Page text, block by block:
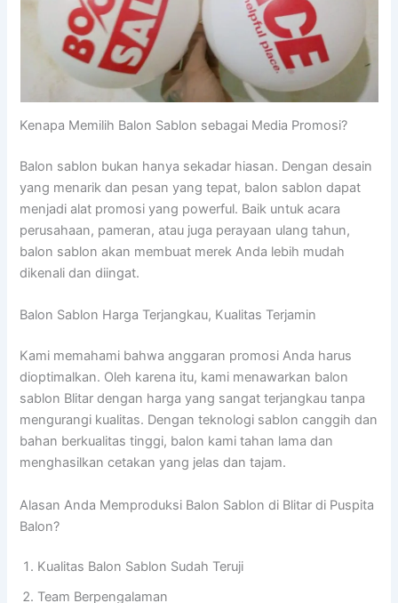
Kenapa Memilih Balon Sablon sebagai Media Promosi?
Balon sablon bukan hanya sekadar hiasan. Dengan desain
yang menarik dan pesan yang tepat, balon sablon dapat
menjadi alat promosi yang powerful. Baik untuk acara
perusahaan, pameran, atau juga perayaan ulang tahun,
balon sablon akan membuat merek Anda lebih mudah
dikenali dan diingat.
Balon Sablon Harga Terjangkau, Kualitas Terjamin
Kami memahami bahwa anggaran promosi Anda harus
dioptimalkan. Oleh karena itu, kami menawarkan balon
sablon Blitar dengan harga yang sangat terjangkau tanpa
mengurangi kualitas. Dengan teknologi sablon canggih dan
bahan berkualitas tinggi, balon kami tahan lama dan
menghasilkan cetakan yang jelas dan tajam.
Alasan Anda Memproduksi Balon Sablon di Blitar di Puspita
Balon?
Kualitas Balon Sablon Sudah Teruji
Team Berpengalaman